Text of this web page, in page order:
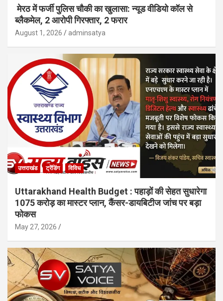
मेरठ में फर्जी पुलिस चौकी का खुलासा: न्यूड वीडियो कॉल से
ब्लैकमेल, 2 आरोपी गिरफ्तार, 2 फरार
August 1, 2026 adminsatya
उत्तराखंड ट्रेंडिंग विविध
Uttarakhand Health Budget : पहाड़ों की सेहत सुधारेगा
1075 करोड़ का मास्टर प्लान, कैंसर-डायबिटीज जांच पर बड़ा
फोकस
May 27, 2026